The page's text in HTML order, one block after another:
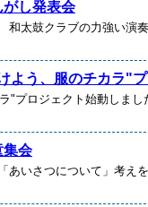
がし発表会
和太鼓クラブの力強い演
よう、服のチカラ"
"プロジェクト始動しまし
集会
あいさつについて」考え